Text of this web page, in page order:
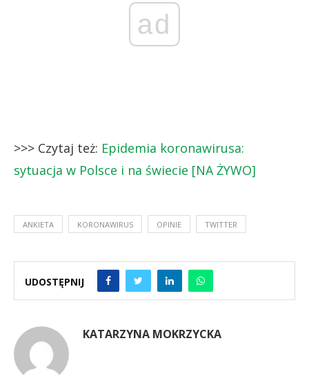
ad
>>> Czytaj też: Epidemia koronawirusa:
sytuacja w Polsce i na świecie [NA ŻYWO]
ANKIETA KORONAWIRUS OPINIE TWITTER
UDOSTĘPNIJ
KATARZYNA MOKRZYCKA